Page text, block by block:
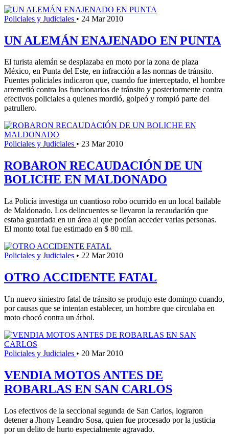
Policiales y Judiciales • 24 Mar 2010
UN ALEMÁN ENAJENADO EN PUNTA
El turista alemán se desplazaba en moto por la zona de plaza
México, en Punta del Este, en infracción a las normas de tránsito.
Fuentes policiales indicaron que, cuando fue interceptado, el hombre
arremetió contra los funcionarios de tránsito y posteriormente contra
efectivos policiales a quienes mordió, golpeó y rompió parte del
patrullero.
Policiales y Judiciales • 23 Mar 2010
ROBARON RECAUDACIÓN DE UN
BOLICHE EN MALDONADO
La Policía investiga un cuantioso robo ocurrido en un local bailable
de Maldonado. Los delincuentes se llevaron la recaudación que
estaba guardada en un área al que podían acceder varias personas.
El monto total fue estimado en $ 80 mil.
Policiales y Judiciales • 22 Mar 2010
OTRO ACCIDENTE FATAL
Un nuevo siniestro fatal de tránsito se produjo este domingo cuando,
por causas que se intentan establecer, un hombre que circulaba en
moto chocó contra un árbol.
Policiales y Judiciales • 20 Mar 2010
VENDIA MOTOS ANTES DE
ROBARLAS EN SAN CARLOS
Los efectivos de la seccional segunda de San Carlos, lograron
detener a Jhony Leandro Sosa, quien fue procesado por la justicia
por un delito de hurto especialmente agravado.